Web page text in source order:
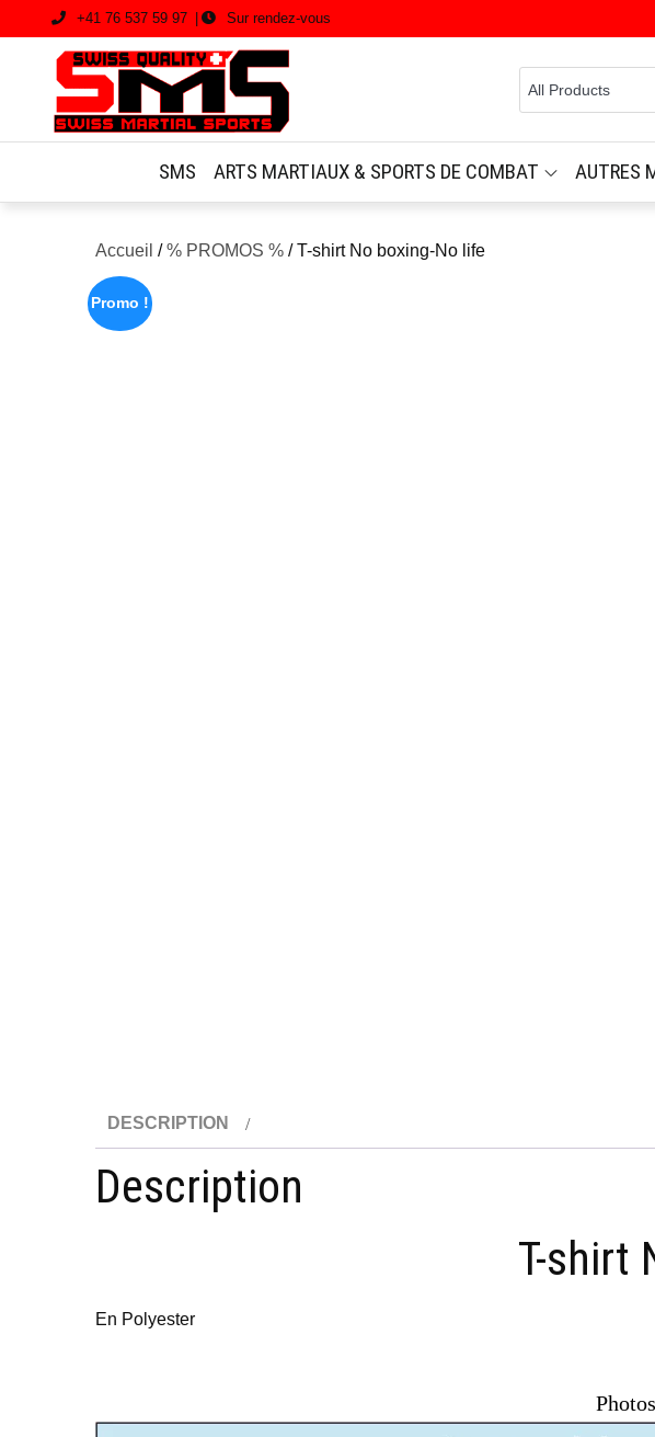
+41 76 537 59 97 Sur rendez-vous
SMS ARTS MARTIAUX & SPORTS DE COMBAT AUTRES
Accueil /% PROMOS % / T-shirt No boxing-No life
Promo !
DESCRIPTION
Description
T-shirt
En Polyester